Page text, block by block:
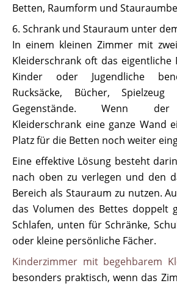
Betten, Raumform und
6. Schrank und Stauraum unter
In einem kleinen Zimmer mit
Kleiderschrank oft das eigentliche
Kinder oder Jugendliche
Rucksäcke, Bücher,
Gegenstände. Wenn der
Kleiderschrank eine ganze Wand
Platz für die Betten noch weiter
Eine effektive Lösung besteht
nach oben zu verlegen und den
Bereich als Stauraum zu nutzen.
das Volumen des Bettes doppelt
Schlafen, unten für Schränke,
oder kleine persönliche Fächer.
Kinderzimmer mit begehbarem
besonders praktisch, wenn das